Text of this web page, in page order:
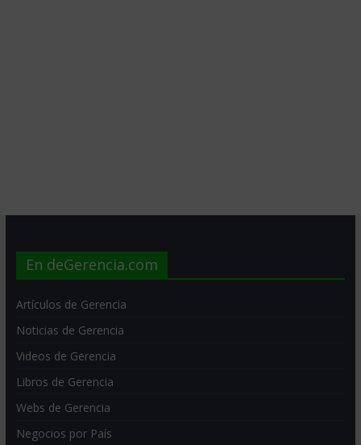
En deGerencia.com
Artículos de Gerencia
Noticias de Gerencia
Videos de Gerencia
Libros de Gerencia
Webs de Gerencia
Negocios por País